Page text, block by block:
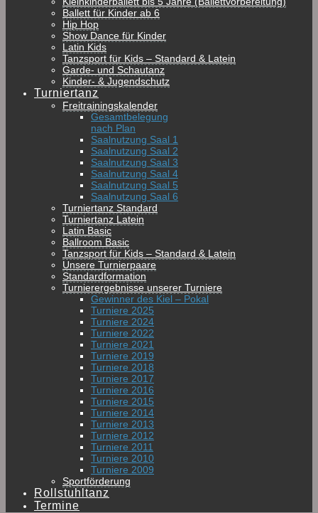
Ballett für Kinder ab 6
Hip Hop
Show Dance für Kinder
Latin Kids
Tanzsport für Kids – Standard & Latein
Garde- und Schautanz
Kinder- & Jugendschutz
Turniertanz
Freitrainingskalender
Gesamtbelegung
nach Plan
Saalnutzung Saal 1
Saalnutzung Saal 2
Saalnutzung Saal 3
Saalnutzung Saal 4
Saalnutzung Saal 5
Saalnutzung Saal 6
Turniertanz Standard
Turniertanz Latein
Latin Basic
Ballroom Basic
Tanzsport für Kids – Standard & Latein
Unsere Turnierpaare
Standardformation
Turnierergebnisse unserer Turniere
Gewinner des Kiel – Pokal
Turniere 2025
Turniere 2024
Turniere 2022
Turniere 2021
Turniere 2019
Turniere 2018
Turniere 2017
Turniere 2016
Turniere 2015
Turniere 2014
Turniere 2013
Turniere 2012
Turniere 2011
Turniere 2010
Turniere 2009
Sportförderung
Rollstuhltanz
Termine